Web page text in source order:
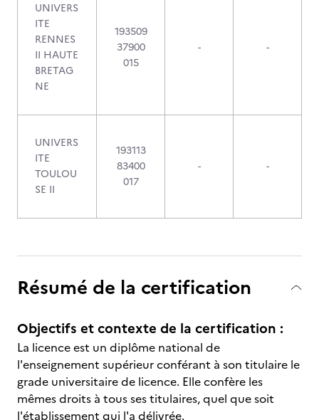
UNIVERS
ITE
RENNES
II HAUTE
BRETAG
NE
193509
37900
015
- -
UNIVERS
ITE
TOULOU
SE II
193113
83400
017
- -
Résumé de la certification
Objectifs et contexte de la certification :
La licence est un diplôme national de
l'enseignement supérieur conférant à son titulaire le
grade universitaire de licence. Elle confère les
mêmes droits à tous ses titulaires, quel que soit
l'établissement qui l'a délivrée.